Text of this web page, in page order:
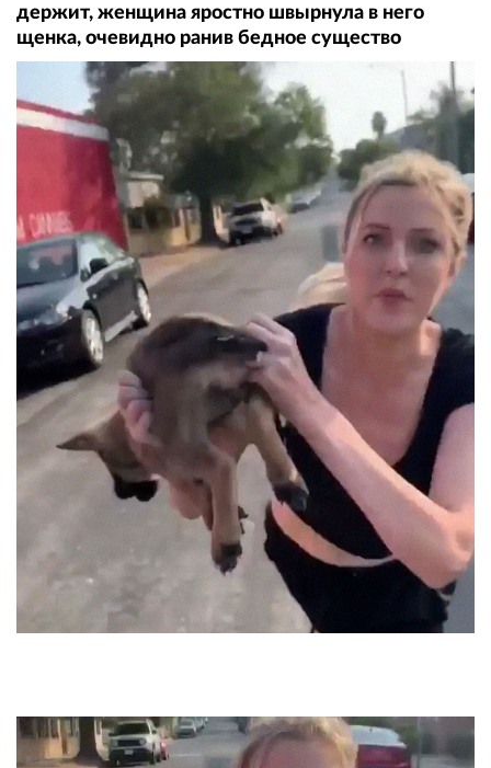
держит, женщина яростно швырнула в него
щенка, очевидно ранив бедное существо